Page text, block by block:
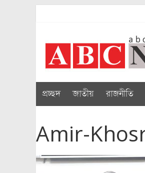
প্রচ্ছদ জাতীয় রাজনীতি
Amir-